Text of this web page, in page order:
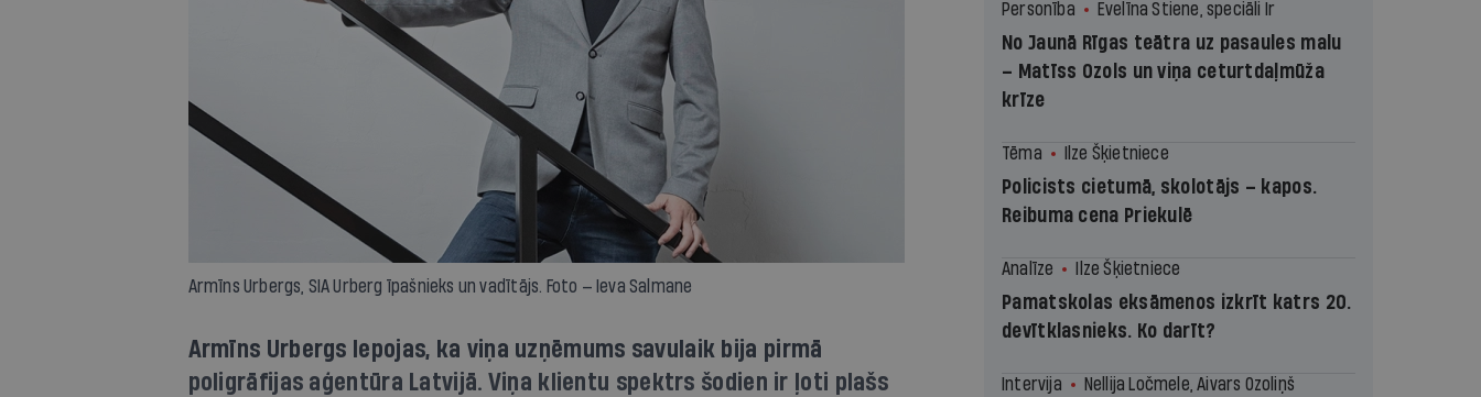
Armīns Urbergs, SIA Urberg īpašnieks un vadītājs. Foto — Ieva Salmane
Armīns Urbergs lepojas, ka viņa uzņēmums savulaik bija pirmā
poligrāfijas aģentūra Latvijā. Viņa klientu spektrs šodien ir ļoti plašs
Personība Evelīna Stiene, speciāli Ir
No Jaunā Rīgas teātra uz pasaules malu
– Matīss Ozols un viņa ceturtdaļmūža
krīze
Tēma Ilze Šķietniece
Policists cietumā, skolotājs – kapos.
Reibuma cena Priekulē
Analīze Ilze Šķietniece
Pamatskolas eksāmenos izkrīt katrs 20.
devītklasnieks. Ko darīt?
Intervija Nellija Ločmele, Aivars Ozoliņš